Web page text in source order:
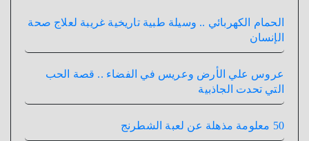
الحمام الكهربائي .. وسيلة طبية تاريخية غريبة لعلاج صحة
الإنسان
عروس علي الأرض وعريس في الفضاء .. قصة الحب
التي تحدت الجاذبية
50 معلومة مذهلة عن لعبة الشطرنج